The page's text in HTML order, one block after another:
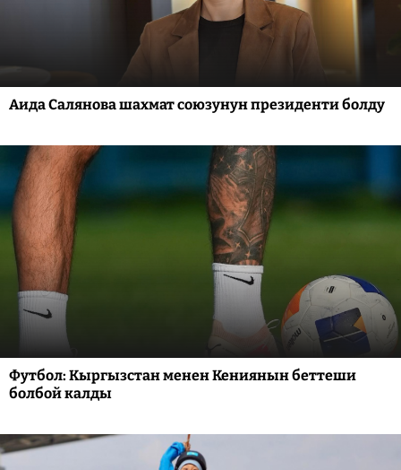
Аида Салянова шахмат союзунун президенти болду
Футбол: Кыргызстан менен Кениянын беттеши
болбой калды